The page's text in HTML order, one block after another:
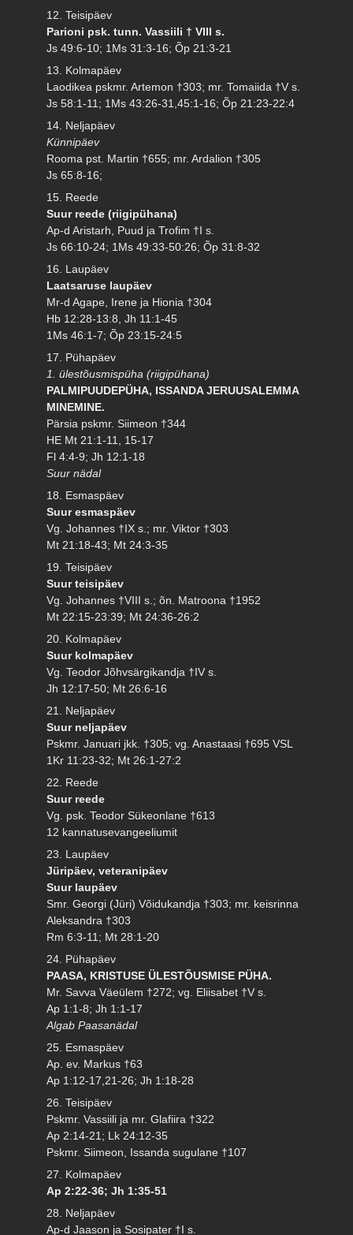
12. Teisipäev
Parioni psk. tunn. Vassiili † VIII s.
Js 49:6-10; 1Ms 31:3-16; Õp 21:3-21
13. Kolmapäev
Laodikea pskmr. Artemon †303; mr. Tomaiida †V s.
Js 58:1-11; 1Ms 43:26-31,45:1-16; Õp 21:23-22:4
14. Neljapäev
Künnipäev
Rooma pst. Martin †655; mr. Ardalion †305
Js 65:8-16;
15. Reede
Suur reede (riigipühana)
Ap-d Aristarh, Puud ja Trofim †I s.
Js 66:10-24; 1Ms 49:33-50:26; Õp 31:8-32
16. Laupäev
Laatsaruse laupäev
Mr-d Agape, Irene ja Hionia †304
Hb 12:28-13:8, Jh 11:1-45
1Ms 46:1-7; Õp 23:15-24:5
17. Pühapäev
1. ülestõusmispüha (riigipühana)
PALMIPUUDEPÜHA, ISSANDA JERUUSALEMMA
MINEMINE.
Pärsia pskmr. Siimeon †344
HE Mt 21:1-11, 15-17
Fl 4:4-9; Jh 12:1-18
Suur nädal
18. Esmaspäev
Suur esmaspäev
Vg. Johannes †IX s.; mr. Viktor †303
Mt 21:18-43; Mt 24:3-35
19. Teisipäev
Suur teisipäev
Vg. Johannes †VIII s.; õn. Matroona †1952
Mt 22:15-23:39; Mt 24:36-26:2
20. Kolmapäev
Suur kolmapäev
Vg. Teodor Jõhvsärgikandja †IV s.
Jh 12:17-50; Mt 26:6-16
21. Neljapäev
Suur neljapäev
Pskmr. Januari jkk. †305; vg. Anastaasi †695 VSL
1Kr 11:23-32; Mt 26:1-27:2
22. Reede
Suur reede
Vg. psk. Teodor Sükeonlane †613
12 kannatusevangeeliumit
23. Laupäev
Jüripäev, veteranipäev
Suur laupäev
Smr. Georgi (Jüri) Võidukandja †303; mr. keisrinna
Aleksandra †303
Rm 6:3-11; Mt 28:1-20
24. Pühapäev
PAASA, KRISTUSE ÜLESTÕUSMISE PÜHA.
Mr. Savva Väeülem †272; vg. Eliisabet †V s.
Ap 1:1-8; Jh 1:1-17
Algab Paasanädal
25. Esmaspäev
Ap. ev. Markus †63
Ap 1:12-17,21-26; Jh 1:18-28
26. Teisipäev
Pskmr. Vassiili ja mr. Glafiira †322
Ap 2:14-21; Lk 24:12-35
Pskmr. Siimeon, Issanda sugulane †107
27. Kolmapäev
Ap 2:22-36; Jh 1:35-51
28. Neljapäev
Ap-d Jaason ja Sosipater †I s.